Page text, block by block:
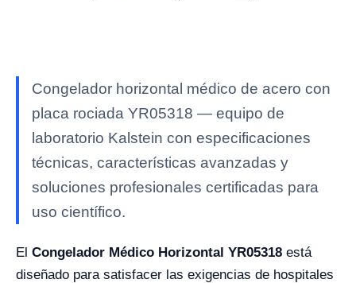
Congelador horizontal médico de acero con
placa rociada YR05318 — equipo de
laboratorio Kalstein con especificaciones
técnicas, características avanzadas y
soluciones profesionales certificadas para
uso científico.
El Congelador Médico Horizontal YR05318 está
diseñado para satisfacer las exigencias de hospitales